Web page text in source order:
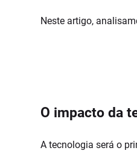
Neste artigo,
O impacto da
A tecnologia será o